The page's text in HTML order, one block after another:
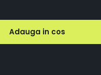
Adauga in cos